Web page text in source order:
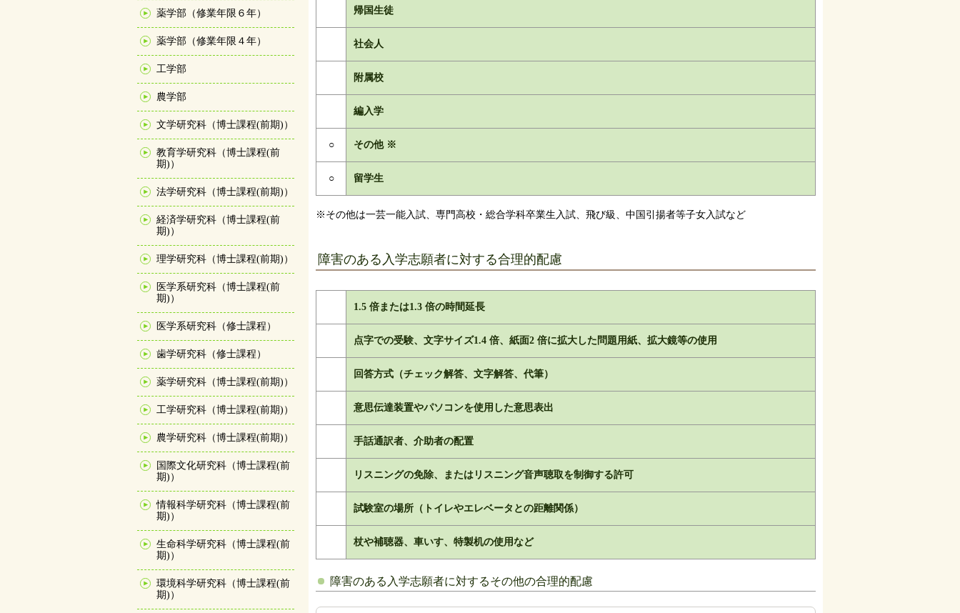
薬学部（修業年限６年）
薬学部（修業年限４年）
工学部
農学部
文学研究科（博士課程(前期)）
教育学研究科（博士課程(前
期)）
法学研究科（博士課程(前期)）
経済学研究科（博士課程(前
期)）
理学研究科（博士課程(前期)）
医学系研究科（博士課程(前
期)）
医学系研究科（修士課程）
歯学研究科（修士課程）
薬学研究科（博士課程(前期)）
工学研究科（博士課程(前期)）
農学研究科（博士課程(前期)）
国際文化研究科（博士課程(前
期)）
情報科学研究科（博士課程(前
期)）
生命科学研究科（博士課程(前
期)）
環境科学研究科（博士課程(前
期)）
帰国生徒
社会人
附属校
編入学
○ その他 ※
○ 留学生
※その他は一芸一能入試、専門高校・総合学科卒業生入試、飛び級、中国引揚者等子女入試など
障害のある入学志願者に対する合理的配慮
1.5 倍または1.3 倍の時間延長
点字での受験、文字サイズ1.4 倍、紙面2 倍に拡大した問題用紙、拡大鏡等の使用
回答方式（チェック解答、文字解答、代筆）
意思伝達装置やパソコンを使用した意思表出
手話通訳者、介助者の配置
リスニングの免除、またはリスニング音声聴取を制御する許可
試験室の場所（トイレやエレベータとの距離関係）
杖や補聴器、車いす、特製机の使用など
障害のある入学志願者に対するその他の合理的配慮